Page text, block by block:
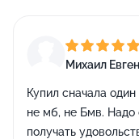
Михаил
Купил сначала
не мб, не Бмв. Надо
получать